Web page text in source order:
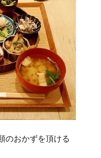
のおかずを頂ける